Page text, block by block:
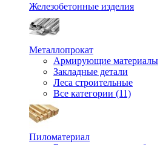
Железобетонные изделия
Металлопрокат
Армирующие материалы
Закладные детали
Леса строительные
Все категории (11)
Пиломатериал